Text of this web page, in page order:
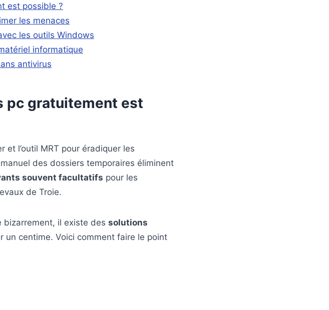
est possible ?
les menaces
les outils Windows
informatique
antivirus
pc gratuitement est
l’outil MRT pour éradiquer les
des dossiers temporaires éliminent
souvent facultatifs pour les
de Troie.
bizarrement, il existe des solutions
un centime. Voici comment faire le point